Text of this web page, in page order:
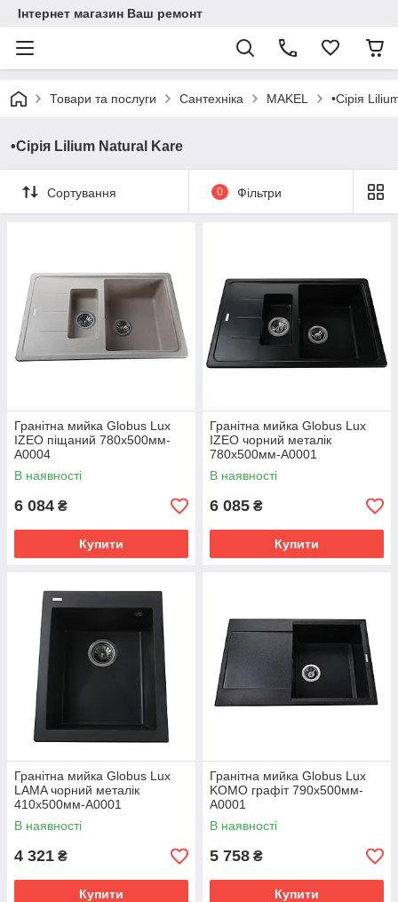
Інтернет магазин Ваш ремонт
Товари та послуги Сантехніка MAKEL •Сірія
•Сірія Lilium Natural Kare
Сортування 0 Фільтри
Гранітна мийка Globus Lux
IZEO піщаний 780x500мм-
А0004
В наявності
6 084 ₴
Купити
Гранітна мийка Globus Lux
IZEO чорний металік
780x500мм-А0001
В наявності
6 085 ₴
Купити
Гранітна мийка Globus Lux
LAMA чорний металік
410х500мм-А0001
В наявності
4 321 ₴
Купити
Гранітна мийка Globus Lux
KOMO графіт 790х500мм-
А0001
В наявності
5 758 ₴
Купити